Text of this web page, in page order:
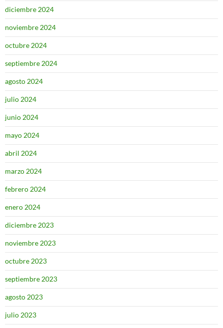
diciembre 2024
noviembre 2024
octubre 2024
septiembre 2024
agosto 2024
julio 2024
junio 2024
mayo 2024
abril 2024
marzo 2024
febrero 2024
enero 2024
diciembre 2023
noviembre 2023
octubre 2023
septiembre 2023
agosto 2023
julio 2023